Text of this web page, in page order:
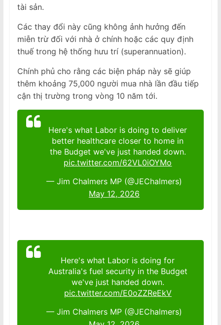
tài sản.
Các thay đổi này cũng không ảnh hưởng đến
miễn trừ đối với nhà ở chính hoặc các quy định
thuế trong hệ thống hưu trí (superannuation).
Chính phủ cho rằng các biện pháp này sẽ giúp
thêm khoảng 75,000 người mua nhà lần đầu tiếp
cận thị trường trong vòng 10 năm tới.
Here's what Labor is doing to deliver
better healthcare closer to home in
the Budget we've just handed down.
pic.twitter.com/62VL0iOYMo
— Jim Chalmers MP (@JEChalmers)
May 12, 2026
Here's what Labor is doing for
Australia's fuel security in the Budget
we've just handed down.
pic.twitter.com/E0oZZReEkV
— Jim Chalmers MP (@JEChalmers)